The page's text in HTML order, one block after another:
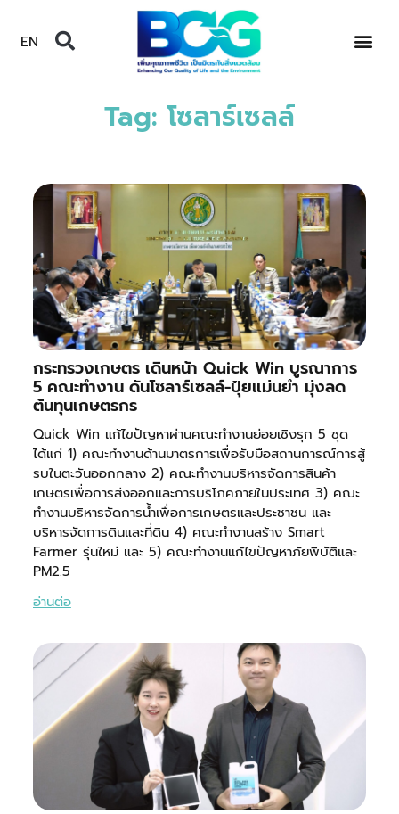
EN
Tag: โซลาร์เซลล์
กระทรวงเกษตร เดินหน้า Quick Win บูรณาการ
5 คณะทำงาน ดันโซลาร์เซลล์-ปุ๋ยแม่นยำ มุ่งลด
ต้นทุนเกษตรกร
Quick Win แก้ไขปัญหาผ่านคณะทำงานย่อยเชิงรุก 5 ชุด
ได้แก่ 1) คณะทำงานด้านมาตรการเพื่อรับมือสถานการณ์การสู้
รบในตะวันออกกลาง 2) คณะทำงานบริหารจัดการสินค้า
เกษตรเพื่อการส่งออกและการบริโภคภายในประเทศ 3) คณะ
ทำงานบริหารจัดการน้ำเพื่อการเกษตรและประชาชน และ
บริหารจัดการดินและที่ดิน 4) คณะทำงานสร้าง Smart
Farmer รุ่นใหม่ และ 5) คณะทำงานแก้ไขปัญหาภัยพิบัติและ
PM2.5
อ่านต่อ